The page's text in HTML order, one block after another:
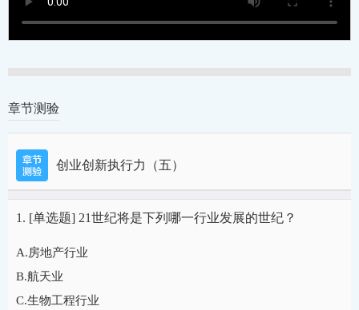
章节测验